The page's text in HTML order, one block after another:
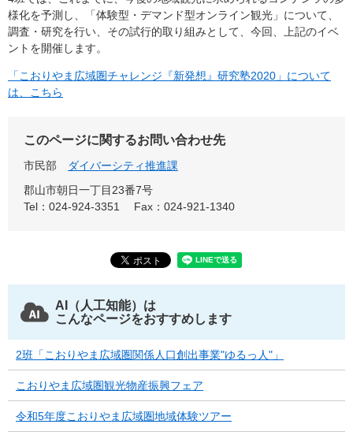
様化を予測し、「体験型・デマンド型オンライン観光」について、
調査・研究を行い、その試行的取り組みとして、今回、上記のイベ
ントを開催します。
「こおりやま広域圏チャレンジ『新発想』研究塾2020」について
は、こちら
このページに関するお問い合わせ先
市民部
ダイバーシティ推進課
郡山市朝日一丁目23番7号
Tel：024-924-3351
Fax：024-921-1340
AI（人工知能）は
こんなページをおすすめします
2班「こおりやま広域圏関係人口創出事業"ゆるっ人"」
こおりやま広域圏観光物産振興フェア
令和5年度こおりやま広域圏地域体験ツアー